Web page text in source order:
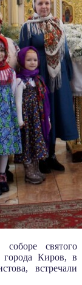
святого
города Киров, в
встречали